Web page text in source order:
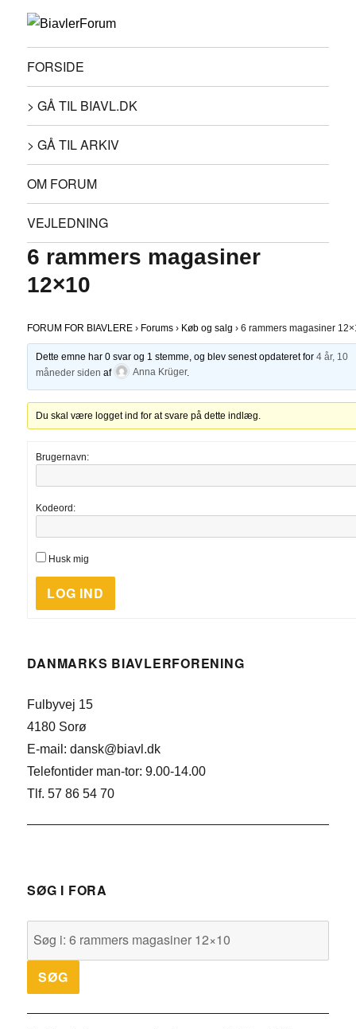
FORSIDE
> GÅ TIL BIAVL.DK
> GÅ TIL ARKIV
OM FORUM
VEJLEDNING
6 rammers magasiner
12×10
FORUM FOR BIAVLERE › Forums › Køb og salg › 6 rammers magasiner
Dette emne har 0 svar og 1 stemme, og blev senest opdateret for 4 år, 10
måneder siden af Anna Krüger.
Du skal være logget ind for at svare på dette indlæg.
Brugernavn:
Kodeord:
Husk mig
LOG IND
DANMARKS BIAVLERFORENING
Fulbyvej 15
4180 Sorø
E-mail: dansk@biavl.dk
Telefontider man-tor: 9.00-14.00
Tlf. 57 86 54 70
SØG I FORA